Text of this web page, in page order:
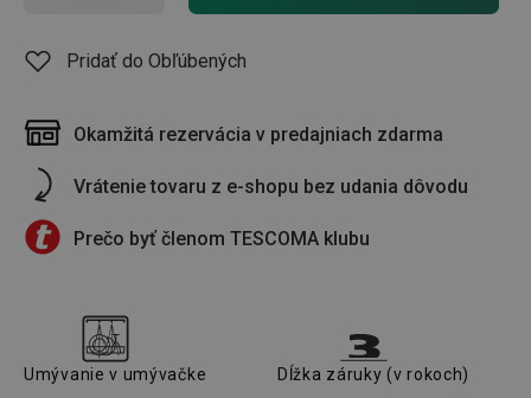
Pridať do Obľúbených
Okamžitá rezervácia v predajniach zdarma
Vrátenie tovaru z e-shopu bez udania dôvodu
Prečo byť členom TESCOMA klubu
Umývanie v umývačke Dĺžka záruky (v rokoch)